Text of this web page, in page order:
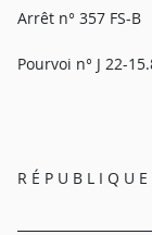
Arrêt n° 357 FS-B
Pourvoi n° J 22-
R É P U B L I Q U